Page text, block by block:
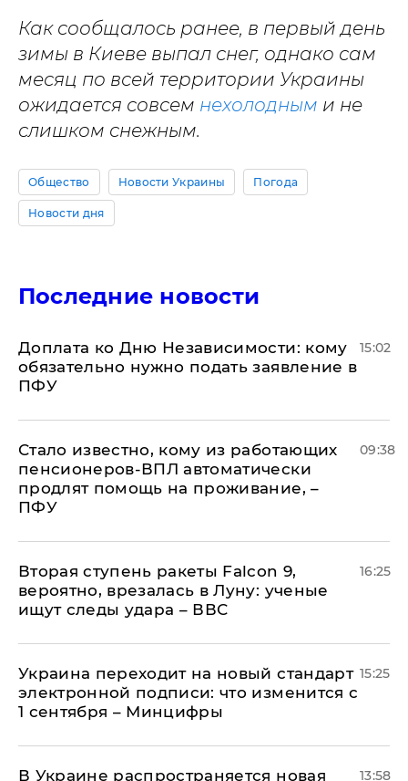
Как сообщалось ранее, в первый день
зимы в Киеве выпал снег, однако сам
месяц по всей территории Украины
ожидается совсем нехолодным и не
слишком снежным.
Общество Новости Украины Погода
Новости дня
Последние новости
Доплата ко Дню Независимости: кому
обязательно нужно подать заявление в
ПФУ
15:02
Стало известно, кому из работающих
пенсионеров-ВПЛ автоматически
продлят помощь на проживание, –
ПФУ
09:38
Вторая ступень ракеты Falcon 9,
вероятно, врезалась в Луну: ученые
ищут следы удара – ВВС
16:25
Украина переходит на новый стандарт
электронной подписи: что изменится с
1 сентября – Минцифры
15:25
В Украине распространяется новая 13:58